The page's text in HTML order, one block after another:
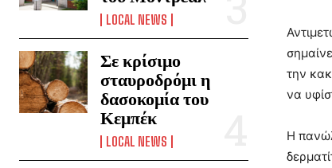
LOCAL NEWS
Σε κρίσιμο
σταυροδρόμι η
δασοκομία του
Κεμπέκ
LOCAL NEWS
την
να
Η